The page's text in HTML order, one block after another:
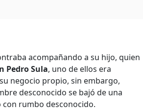
acompañando a su hijo, quien
Pedro Sula, uno de ellos era
negocio propio, sin embargo,
desconocido se bajó de una
rumbo desconocido.